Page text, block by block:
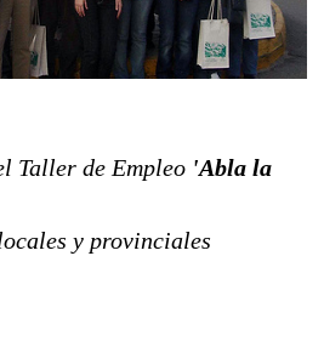
Taller de Empleo 'Abla la
y provinciales